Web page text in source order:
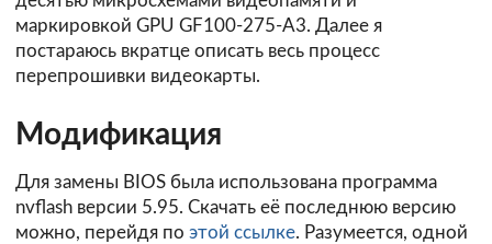
маркировкой GPU GF100-275-A3. Далее я
постараюсь вкратце описать весь процесс
перепрошивки видеокарты.
Модификация
Для замены BIOS была использована программа
nvflash версии 5.95. Скачать её последнюю версию
можно, перейдя по этой ссылке. Разумеется, одной